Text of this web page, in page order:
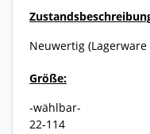
Neuwertig
Größe:
-wählbar-
22-114